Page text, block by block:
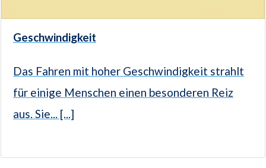
Geschwindigkeit
Das Fahren mit hoher Geschwindigkeit strahlt
für einige Menschen einen besonderen Reiz
aus. Sie... [...]